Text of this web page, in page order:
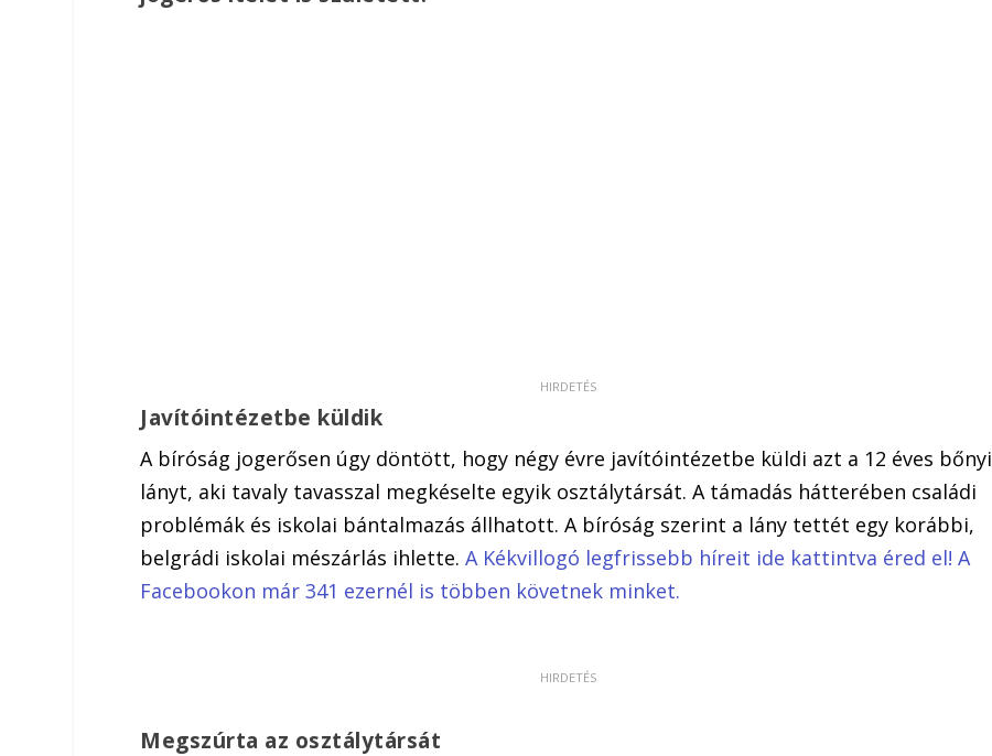
Javítóintézetbe küldik
A bíróság jogerősen úgy döntött, hogy négy évre javítóintézetbe küldi azt a 12 éves bőnyi
lányt, aki tavaly tavasszal megkéselte egyik osztálytársát. A támadás hátterében családi
problémák és iskolai bántalmazás állhatott. A bíróság szerint a lány tettét egy korábbi,
belgrádi iskolai mészárlás ihlette.A Kékvillogó legfrissebb híreit ide kattintva éred el! A
Facebookon már 341 ezernél is többen követnek minket.
Megszúrta az osztálytársát